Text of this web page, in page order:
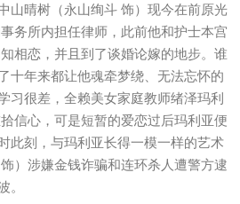
山晴树（永山绚斗 饰）现今在前原光
务所内担任律师，此前他和护士本宫
相恋，并且到了谈婚论嫁的地步。谁
十年来都让他魂牵梦绕、无法忘怀的
习很差，全赖美女家庭教师绪泽玛利
信心，可是短暂的爱恋过后玛利亚便
此刻，与玛利亚长得一模一样的艺术
）涉嫌金钱诈骗和连环杀人遭警方逮
。